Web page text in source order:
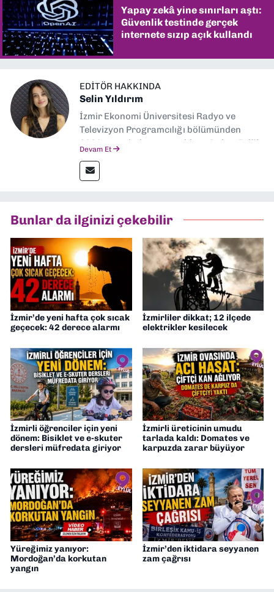
Yapay zekâ yine sınırları aştı:
Güvenlik testinde gerçek
internete sızıp açık kullandı
EDITÖR HAKKINDA
Selin Yıldırım
İzmir Ekonomi Üniversitesi Radyo ve
Televizyon Programcılığı bölümünden
2024 senesinde mezun oldum. Dokuz Eylül
editörlük görevini de üstleniyorum.
Devam Et
Bunlar da ilginizi çekebilir
İzmir’de yeni hafta çok sıcak
geçecek: 42 derece alarmı
İzmirliler dikkat; 12 ilçede
elektrikler kesilecek
İzmirli öğrenciler için yeni
dönem: Bisiklet ve e-skuter
dersleri müfredata giriyor
İzmirli üreticinin umudu
tarlada kaldı: Domates ve
karpuzda zarar büyüyor
Yüreğimiz yanıyor:
Mordoğan’da korkutan
yangın
İzmir’den iktidara seyyanen
zam çağrısı